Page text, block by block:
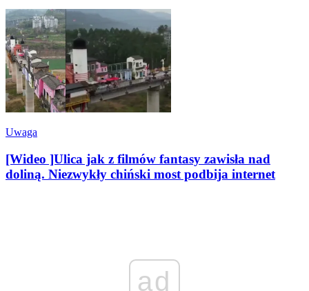
Uwaga
[Wideo ]Ulica jak z filmów fantasy zawisła nad
doliną. Niezwykły chiński most podbija internet
ad